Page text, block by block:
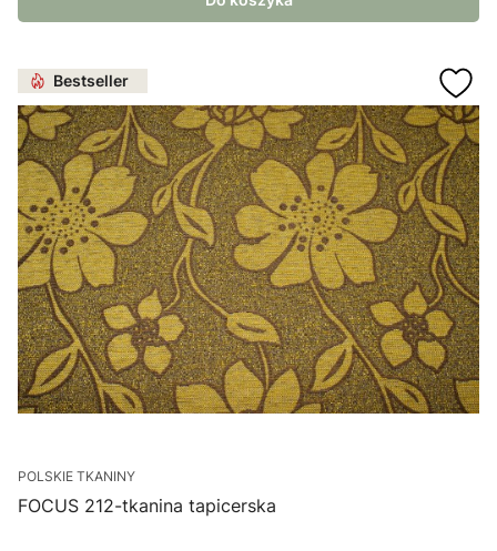
Bestseller
POLSKIE TKANINY
FOCUS 212-tkanina tapicerska